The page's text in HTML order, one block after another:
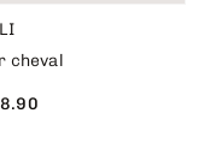
cheval